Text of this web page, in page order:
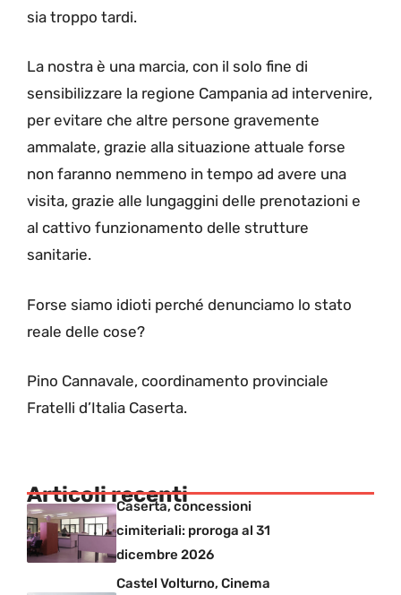
sia troppo tardi.
La nostra è una marcia, con il solo fine di
sensibilizzare la regione Campania ad intervenire,
per evitare che altre persone gravemente
ammalate, grazie alla situazione attuale forse
non faranno nemmeno in tempo ad avere una
visita, grazie alle lungaggini delle prenotazioni e
al cattivo funzionamento delle strutture
sanitarie.
Forse siamo idioti perché denunciamo lo stato
reale delle cose?
Pino Cannavale, coordinamento provinciale
Fratelli d’Italia Caserta.
Articoli recenti
Caserta, concessioni
cimiteriali: proroga al 31
dicembre 2026
Castel Volturno, Cinema